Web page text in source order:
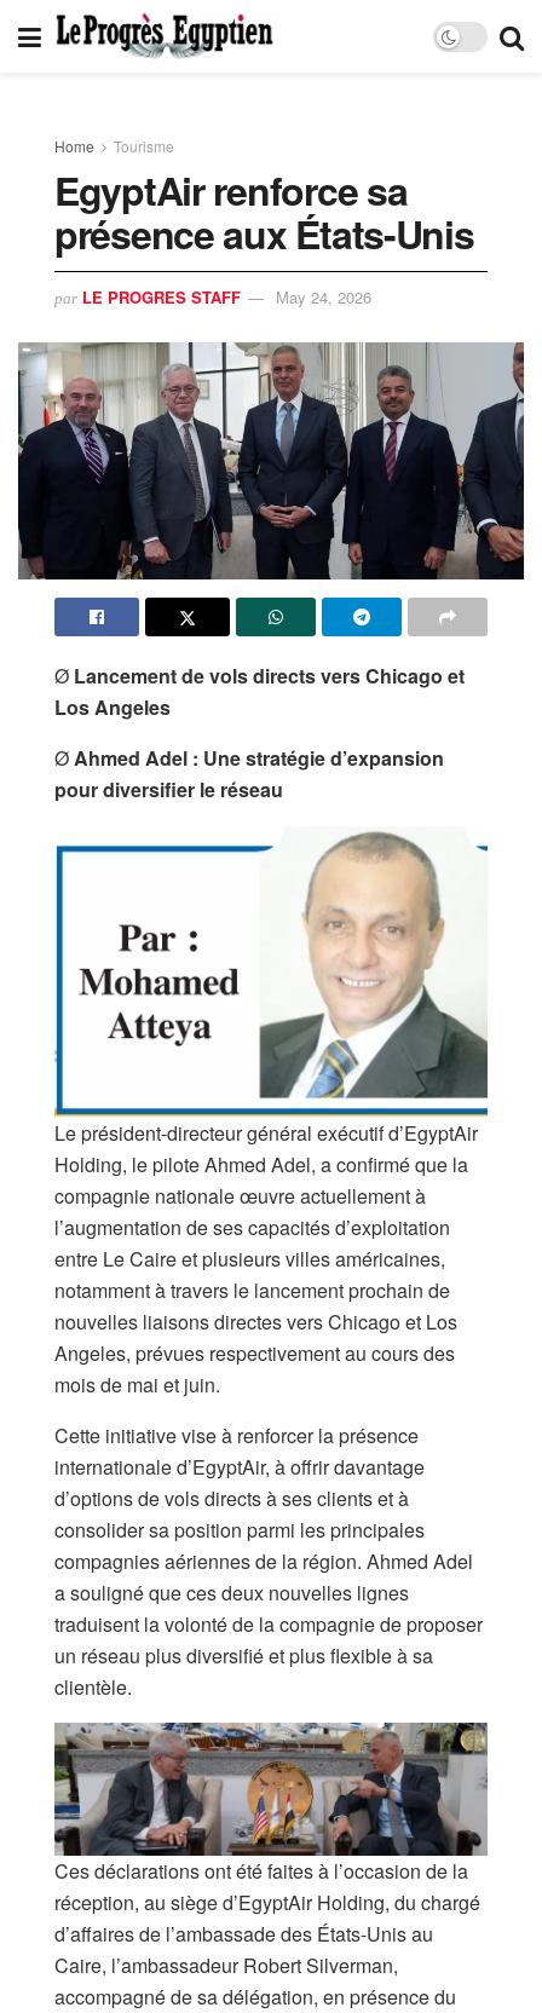
Home Tourisme
EgyptAir renforce sa
présence aux États-Unis
par LE PROGRES STAFF May 24, 2026
Ø Lancement de vols directs vers Chicago et
Los Angeles
ØAhmed Adel : Une stratégie d’expansion
pour diversifier le réseau
Le président-directeur général exécutif d’EgyptAir
Holding, le pilote Ahmed Adel, a confirmé que la
compagnie nationale œuvre actuellement à
l’augmentation de ses capacités d’exploitation
entre Le Caire et plusieurs villes américaines,
notamment à travers le lancement prochain de
nouvelles liaisons directes vers Chicago et Los
Angeles, prévues respectivement au cours des
mois de mai et juin.
Cette initiative vise à renforcer la présence
internationale d’EgyptAir, à offrir davantage
d’options de vols directs à ses clients et à
consolider sa position parmi les principales
compagnies aériennes de la région. Ahmed Adel
a souligné que ces deux nouvelles lignes
traduisent la volonté de la compagnie de proposer
un réseau plus diversifié et plus flexible à sa
clientèle.
Ces déclarations ont été faites à l’occasion de la
réception, au siège d’EgyptAir Holding, du chargé
d’affaires de l’ambassade des États-Unis au
Caire, l’ambassadeur Robert Silverman,
accompagné de sa délégation, en présence du